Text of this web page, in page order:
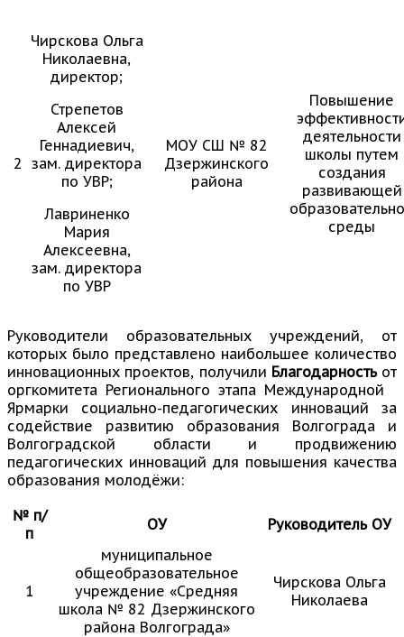
2
Чирскова Ольга
Николаевна,
директор;
Стрепетов
Алексей
Геннадиевич,
зам. директора
по УВР;
Лавриненко
Мария
Алексеевна,
зам. директора
по УВР
МОУ СШ № 82
Дзержинского
района
Повышение
деятельности
школы путем
создания
развивающей
среды
Руководители образовательных учреждений, от
которых было представлено наибольшее количество
инновационных проектов, получили Благодарность от
оргкомитета Регионального этапа Международной
Ярмарки социально-педагогических инноваций за
содействие развитию образования Волгограда и
Волгоградской области и продвижению
педагогических инноваций для повышения качества
образования молодёжи:
№ п/
п
ОУ Руководитель ОУ
1
муниципальное
общеобразовательное
учреждение «Средняя
школа № 82 Дзержинского
района Волгограда»
Чирскова Ольга
Николаева